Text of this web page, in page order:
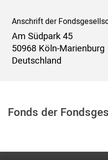
Anschrift der
Am Südpark 45
50968 Köln-Marienburg
Deutschland
Fonds der